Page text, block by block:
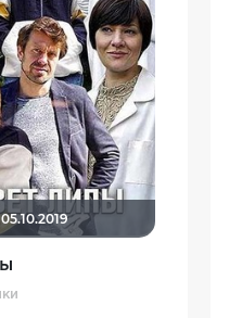
05.10.2019